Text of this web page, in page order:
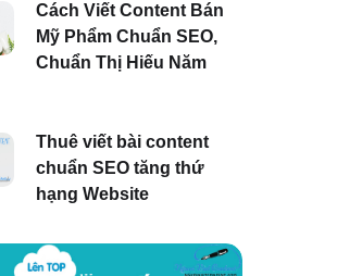
Cách Viết Content Bán
Mỹ Phẩm Chuẩn SEO,
Chuẩn Thị Hiếu Năm
Thuê viết bài content
chuẩn SEO tăng thứ
hạng Website